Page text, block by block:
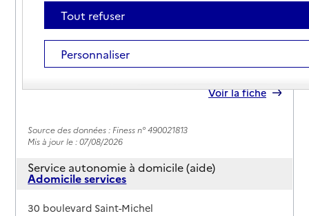
49000-Angers
02 41 81 18 11
Contact
Rapport HAS
Voir la fiche
Source des données : Finess n° 490021813
Mis à jour le : 07/08/2026
Service autonomie à domicile (aide)
Adomicile services
Adresse
30 boulevard Saint-Michel
Tout refuser
Personnaliser